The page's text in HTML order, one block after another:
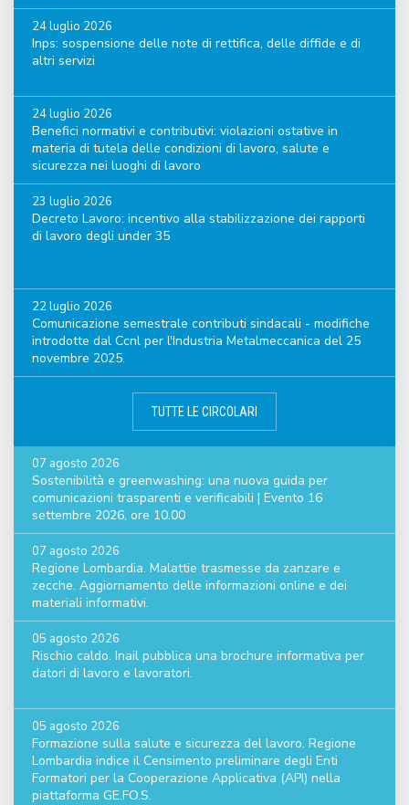
24 luglio 2026
Inps: sospensione delle note di rettifica, delle diffide e di
altri servizi
24 luglio 2026
Benefici normativi e contributivi: violazioni ostative in
materia di tutela delle condizioni di lavoro, salute e
sicurezza nei luoghi di lavoro
23 luglio 2026
Decreto Lavoro: incentivo alla stabilizzazione dei rapporti
di lavoro degli under 35
22 luglio 2026
Comunicazione semestrale contributi sindacali - modifiche
introdotte dal Ccnl per l'Industria Metalmeccanica del 25
novembre 2025.
TUTTE LE CIRCOLARI
07 agosto 2026
Sostenibilità e greenwashing: una nuova guida per
comunicazioni trasparenti e verificabili | Evento 16
settembre 2026, ore 10.00
07 agosto 2026
Regione Lombardia. Malattie trasmesse da zanzare e
zecche. Aggiornamento delle informazioni online e dei
materiali informativi.
05 agosto 2026
Rischio caldo. Inail pubblica una brochure informativa per
datori di lavoro e lavoratori.
05 agosto 2026
Formazione sulla salute e sicurezza del lavoro. Regione
Lombardia indice il Censimento preliminare degli Enti
Formatori per la Cooperazione Applicativa (API) nella
piattaforma GE.FO.S.